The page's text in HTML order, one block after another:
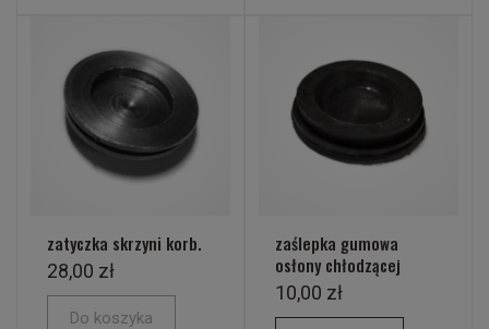
zatyczka skrzyni korb.
28,00 zł
Do koszyka
zaślepka gumowa
osłony chłodzącej
10,00 zł